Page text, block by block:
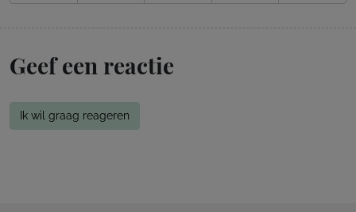
Geef een reactie
Ik wil graag reageren